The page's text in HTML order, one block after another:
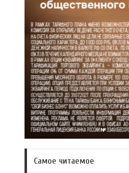
Самое читаемое